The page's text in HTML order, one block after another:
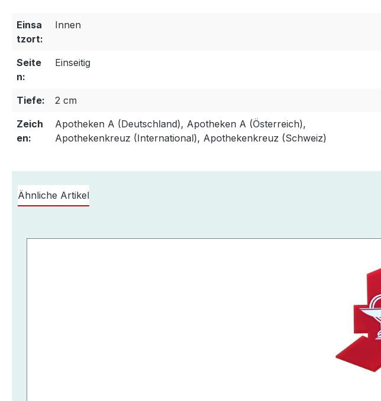
Einsa
tzort:
Innen
Seite
n:
Einseitig
Tiefe:
2 cm
Zeich
en:
Apotheken A (Deutschland), Apotheken A (Österreich),
Apothekenkreuz (International), Apothekenkreuz (Schweiz)
Ähnliche Artikel